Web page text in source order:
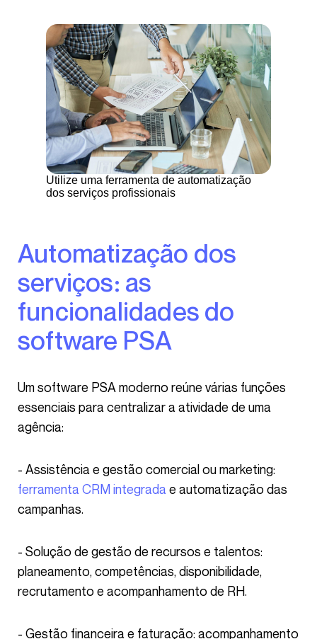
Utilize uma ferramenta de automatização
dos serviços profissionais
Automatização dos
serviços: as
funcionalidades do
software PSA
Um software PSA moderno reúne várias funções
essenciais para centralizar a atividade de uma
agência:
- Assistência e gestão comercial ou marketing:
ferramenta CRM integrada e automatização das
campanhas.
- Solução de gestão de recursos e talentos:
planeamento, competências, disponibilidade,
recrutamento e acompanhamento de RH.
- Gestão financeira e faturação: acompanhamento